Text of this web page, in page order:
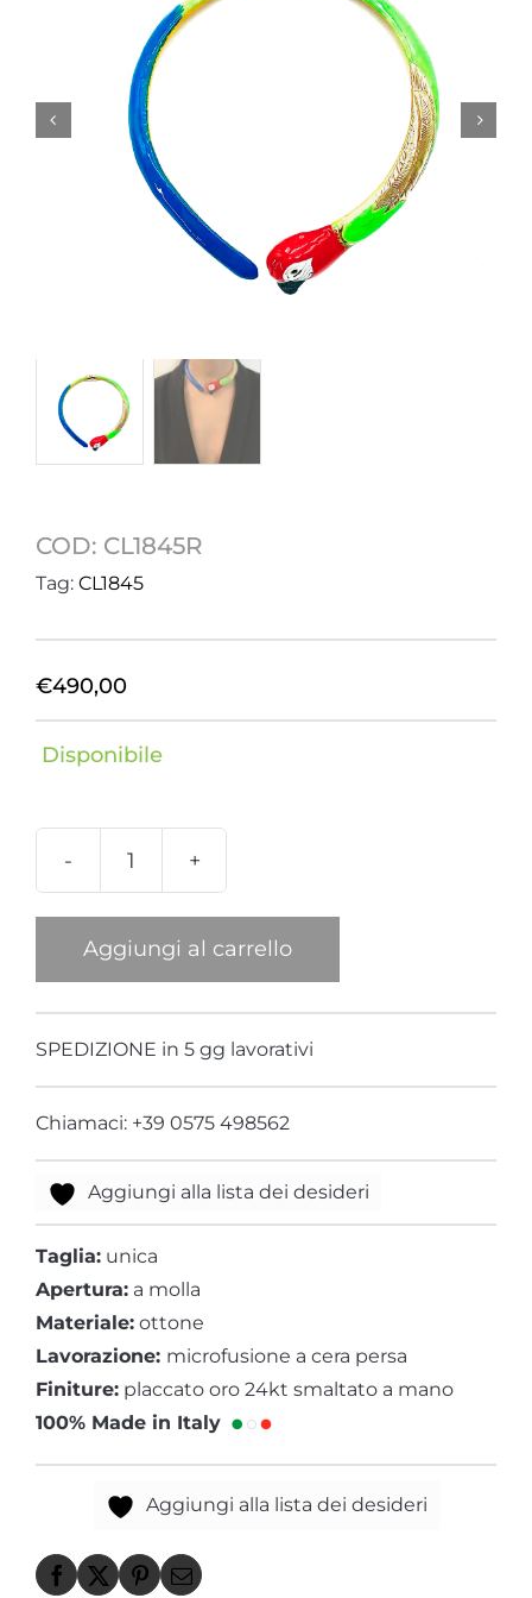
Home
Collezioni
Home
COD: CL1845R
Tag: CL1845
€490,00
Disponibile
Collana
rosso
Aggiungi al carrello
SPEDIZIONE in 5 gg lavorativi
Chiamaci: +39 0575 498562
Aggiungi alla lista dei desideri
Taglia: unica
Apertura: a molla
Materiale: ottone
Lavorazione: microfusione a cera persa
Finiture: placcato oro 24kt smaltato a mano
100% Made in Italy
Aggiungi alla lista dei desideri